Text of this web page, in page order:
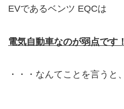
EVであるベンツ EQCは
電気自動車なのが弱点です！
・・・なんてことを言うと、